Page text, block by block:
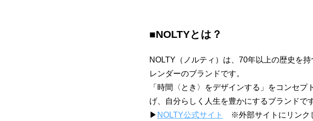
■NOLTYとは？
NOLTY（ノルティ）は、70年以上の歴史を
レンダーのブランドです。
「時間〈とき〉をデザインする」をコンセ
げ、自分らしく人生を豊かにするブランドです
▶ NOLTY公式サイト ※外部サイトにリンク